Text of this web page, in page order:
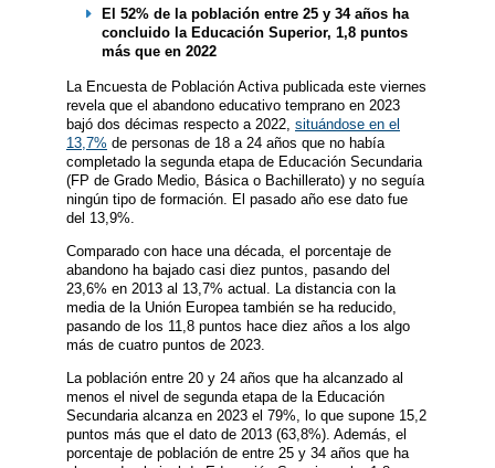
El 52% de la población entre 25 y 34 años ha
concluido la Educación Superior, 1,8 puntos
más que en 2022
La Encuesta de Población Activa publicada este viernes
revela que el abandono educativo temprano en 2023
bajó dos décimas respecto a 2022, situándose en el
13,7% de personas de 18 a 24 años que no había
completado la segunda etapa de Educación Secundaria
(FP de Grado Medio, Básica o Bachillerato) y no seguía
ningún tipo de formación. El pasado año ese dato fue
del 13,9%.
Comparado con hace una década, el porcentaje de
abandono ha bajado casi diez puntos, pasando del
23,6% en 2013 al 13,7% actual. La distancia con la
media de la Unión Europea también se ha reducido,
pasando de los 11,8 puntos hace diez años a los algo
más de cuatro puntos de 2023.
La población entre 20 y 24 años que ha alcanzado al
menos el nivel de segunda etapa de la Educación
Secundaria alcanza en 2023 el 79%, lo que supone 15,2
puntos más que el dato de 2013 (63,8%). Además, el
porcentaje de población de entre 25 y 34 años que ha